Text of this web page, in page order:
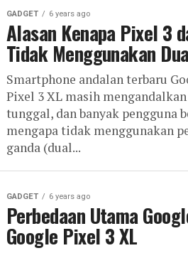
GADGET 6 years ago
Alasan Kenapa Pixel 3
Tidak Menggunakan
Smartphone andalan terbaru
Pixel 3 XL masih
tunggal, dan banyak pengguna
mengapa tidak menggunakan
ganda (dual...
GADGET 6 years ago
Perbedaan Utama
Google Pixel 3 XL